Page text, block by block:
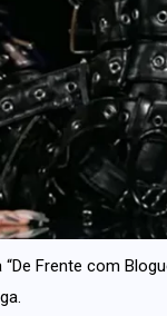
Frente com